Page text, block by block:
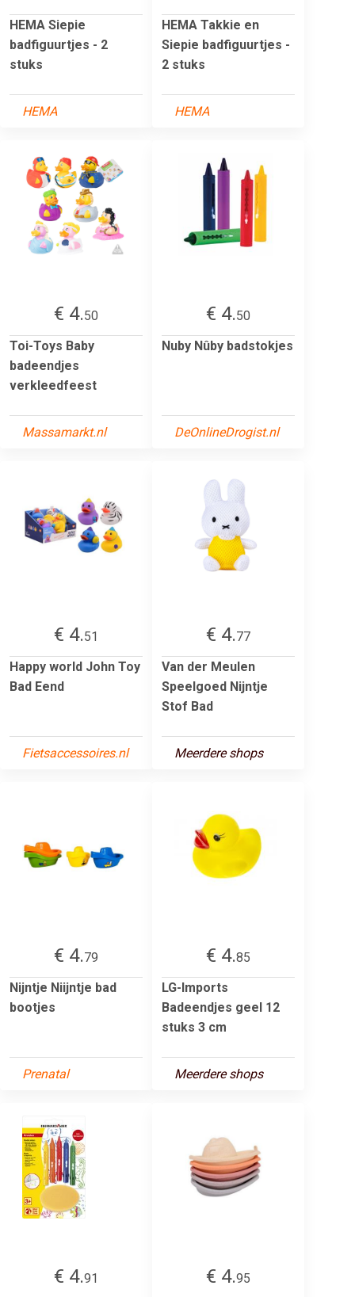
HEMA Siepie
badfiguurtjes - 2
stuks
HEMA
HEMA Takkie en
Siepie badfiguurtjes -
2 stuks
HEMA
€ 4.50
Toi-Toys Baby
badeendjes
verkleedfeest
Massamarkt.nl
€ 4.50
Nuby Nûby badstokjes
DeOnlineDrogist.nl
€ 4.51
Happy world John Toy
Bad Eend
Fietsaccessoires.nl
€ 4.77
Van der Meulen
Speelgoed Nijntje
Stof Bad
Meerdere shops
€ 4.79
Nijntje Niijntje bad
bootjes
Prenatal
€ 4.85
LG-Imports
Badeendjes geel 12
stuks 3 cm
Meerdere shops
€ 4.91 € 4.95